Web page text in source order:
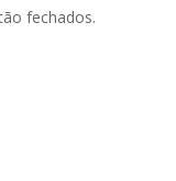
fechados.